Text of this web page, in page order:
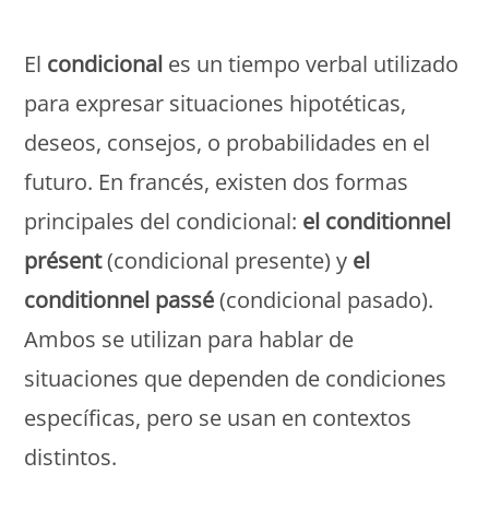
El condicional es un tiempo verbal utilizado
para expresar situaciones hipotéticas,
deseos, consejos, o probabilidades en el
futuro. En francés, existen dos formas
principales del condicional: el conditionnel
présent(condicional presente) y el
conditionnel passé(condicional pasado).
Ambos se utilizan para hablar de
situaciones que dependen de condiciones
específicas, pero se usan en contextos
distintos.